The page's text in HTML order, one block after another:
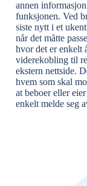
annen
funksjonen. Ved
siste nytt i et
når det måtte
hvor det er enkelt
viderekobling til
ekstern nettside.
hvem som skal
at beboer eller
enkelt melde seg